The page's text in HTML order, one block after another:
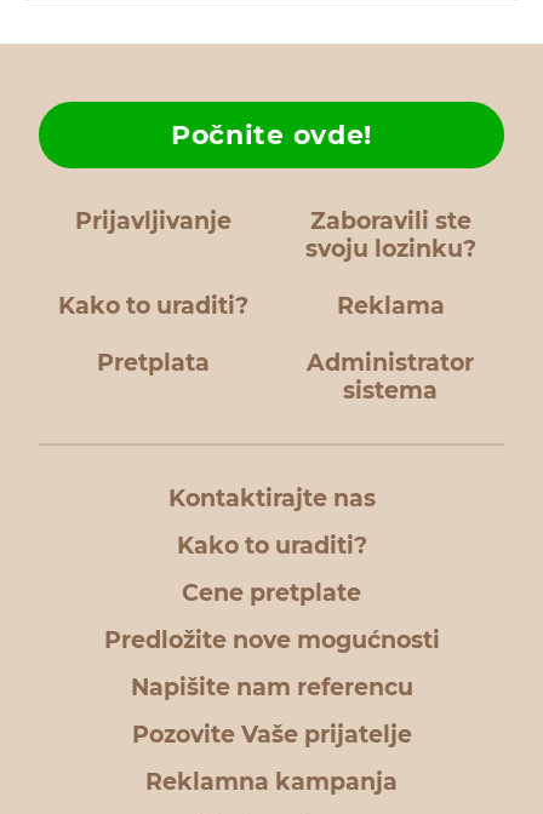
Prijavljivanje
Zaboravili ste
svoju lozinku?
Kako to uraditi?
Počnite ovde!
Reklama
Pretplata
Administrator
sistema
Kontaktirajte nas
Kako to uraditi?
Cene pretplate
Predložite nove mogućnosti
Napišite nam referencu
Pozovite Vaše prijatelje
Reklamna kampanja